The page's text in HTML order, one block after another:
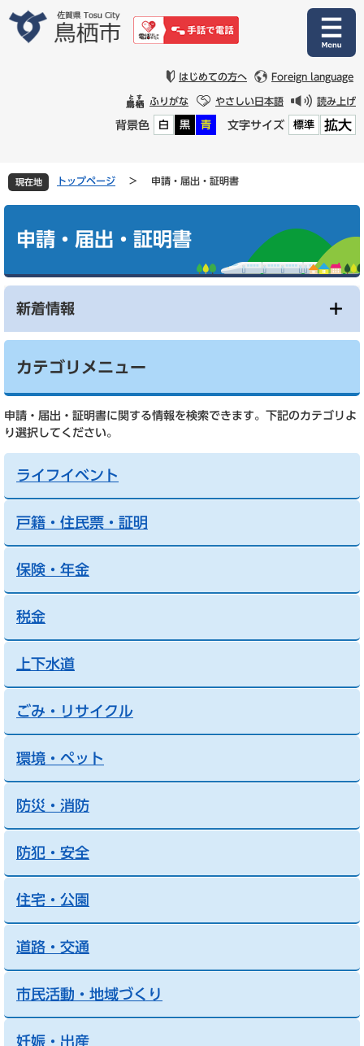
文
はじめての方へ Foreign language
ふりがな やさしい日本語 読み上げ
背景色 白 黒 青 文字サイズ 標準 拡大
現在地 トップページ > 申請・届出・証明書
申請・届出・証明書
新着情報
カテゴリメニュー
申請・届出・証明書に関する情報を検索できます。下記のカテゴリよ
り選択してください。
ライフイベント
戸籍・住民票・証明
保険・年金
税金
上下水道
ごみ・リサイクル
環境・ペット
防災・消防
防犯・安全
住宅・公園
道路・交通
市民活動・地域づくり
妊娠・出産